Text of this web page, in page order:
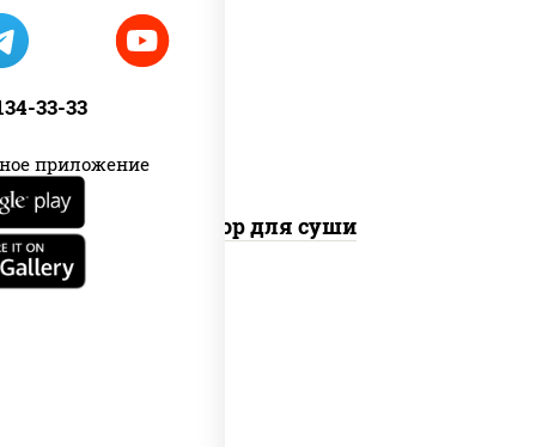
33-33
приложение
имбирь, соус "соевый", васаби
Набор для суши